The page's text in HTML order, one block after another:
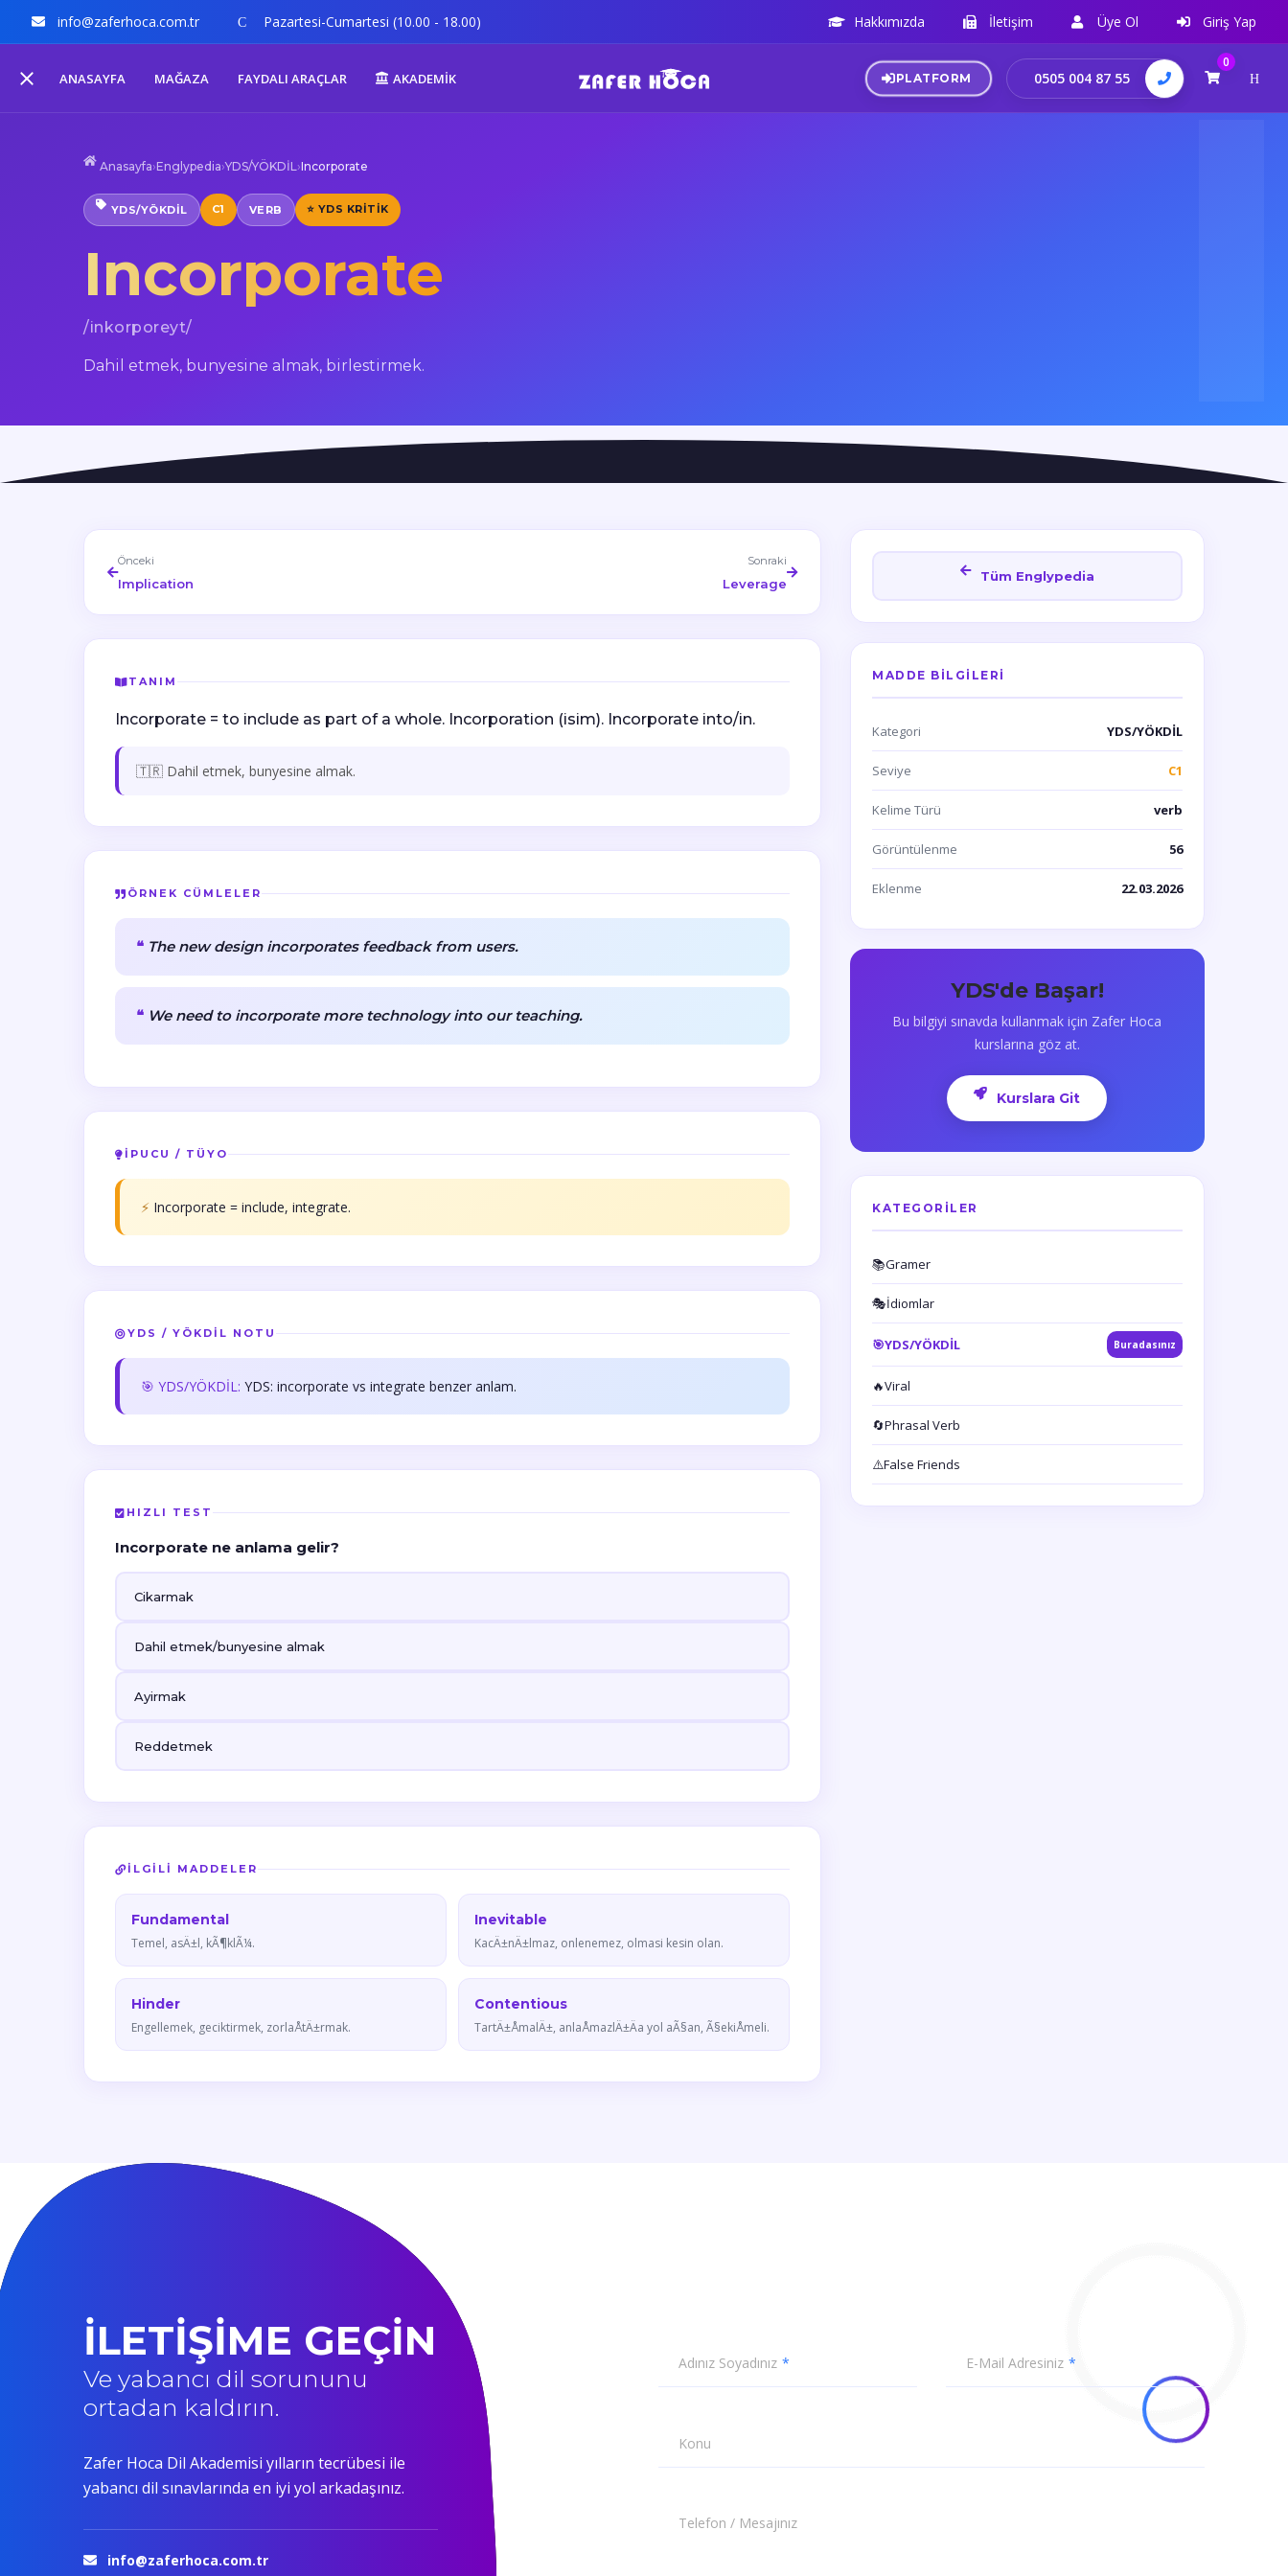
info@zaferhoca.com.tr Pazartesi-Cumartesi (10.00 - 18.00) Hakkımızda İletişim Üye Ol Giriş Yap
ANASAYFA MAĞAZA FAYDALI ARAÇLAR AKADEMİK PLATFORM 0505 004 87 55
0
Anasayfa›Englypedia›YDS/YÖKDİL›Incorporate
YDS/YÖKDİL C1 VERB ⭐ YDS KRITIK
Incorporate
/inkorporeyt/
Dahil etmek, bunyesine almak, birlestirmek.
Önceki
Implication
Sonraki
Leverage
TANIM
Incorporate = to include as part of a whole. Incorporation (isim). Incorporate into/in.
🇹🇷 Dahil etmek, bunyesine almak.
ÖRNEK CÜMLELER
The new design incorporates feedback from users.
We need to incorporate more technology into our teaching.
İPUCU / TÜYO
⚡ Incorporate = include, integrate.
YDS / YÖKDİL NOTU
🎯 YDS/YÖKDİL: YDS: incorporate vs integrate benzer anlam.
HIZLI TEST
Incorporate ne anlama gelir?
Cikarmak
Dahil etmek/bunyesine almak
Ayirmak
Reddetmek
İLGILI MADDELER
Fundamental
Temel, asÄ±l, kÃ¶klÃ¼.
Inevitable
KacÄ±nÄ±lmaz, onlenemez, olmasi kesin olan.
Hinder
Engellemek, geciktirmek, zorlaÅtÄ±rmak.
Contentious
TartÄ±ÅmalÄ±, anlaÅmazlÄ±Äa yol aÃ§an, Ã§ekiÅmeli.
Tüm Englypedia
MADDE BILGILERI
Kategori YDS/YÖKDİL
Seviye C1
Kelime Türü verb
Görüntülenme 56
Eklenme 22.03.2026
YDS'de Başar!
Bu bilgiyi sınavda kullanmak için Zafer Hoca
kurslarına göz at.
Kurslara Git
KATEGORILER
📚Gramer
🎭İdiomlar
🎯YDS/YÖKDİL Buradasınız
🔥Viral
🔄Phrasal Verb
⚠️False Friends
İLETİŞİME GEÇİN
Ve yabancı dil sorununu
ortadan kaldırın.
Zafer Hoca Dil Akademisi yılların tecrübesi ile
yabancı dil sınavlarında en iyi yol arkadaşınız.
info@zaferhoca.com.tr
Adınız Soyadınız E-Mail Adresiniz
Konu
Telefon / Mesajınız